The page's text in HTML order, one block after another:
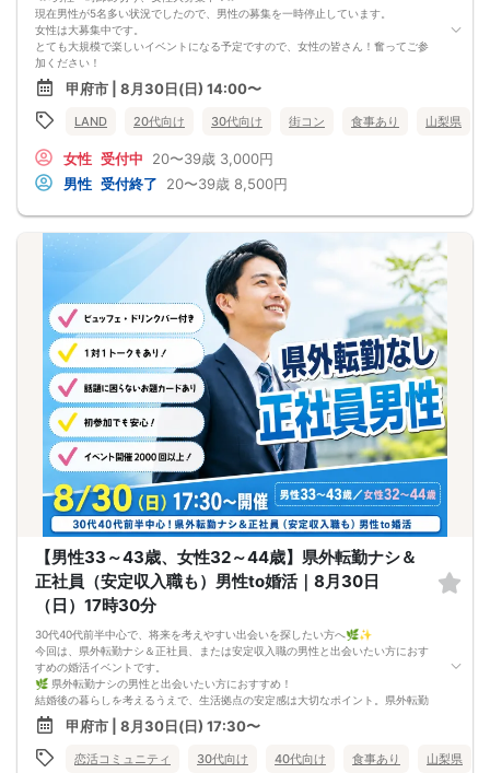
現在男性が5名多い状況でしたので、男性の募集を一時停止しています。
女性は大募集中です。
とても大規模で楽しいイベントになる予定ですので、女性の皆さん！奮ってご参
加ください！
≪最高の出会いを！≫
男性50人！女性50人！合計100人の大規模街コンイベントを開催します！
今回の対象年齢は20歳～39歳！
99人との出会いは恋人探しも友達探しも、様々な出会いがあります！
素敵な出会いを手に入れに、友達と誘い合いご参加ください！
≪タイムスケジュール≫
13:30～13:45 【受付】
14:00～17:00 【指定席＆席替え形式】
イベントスタート！
2：2や3：3で指定のテーブルに着席して4～6人でお話します。
10分～20分に1度くらいのペースで席替えをしていき、できる限り全ての異性とお
話できるようにしていきます！
美味しい料理やドリンク、ミニゲームもお楽しみください。
17:00 【イベント終了】
気の合う人と二次会へ！
≪イベント概要≫
◆日時 8月30日(日)14:00～17:00(受付時間13:30～13:45)
◆会場 三ツ星マート
◆参加費 男性8,500円、女性3,000円
美味しい料理4・5品＆2ドリンク（3杯目以降は＋500円で追加注文が可能です）
◆参加条件
・イベント当日20～39歳の方
・ネットワークビジネスなどに加入していない方（勧誘目的や視察目的の参加は
禁止）
・恋人がいる方や既婚者の参加はＮＧです
◆定員 100名 ※最低遂行人数 男女10人ずつの合計20人
◆ドレスコード スマートカジュアルな服装がおすすめです
◆持ち物 年齢が確認できる身分証明書（運転免許証など）
≪服装について≫
セミフォーマルな服装、もしくはスマートカジュアルな服装を推奨しています
出会いを楽しむイベントに似合う服装でお越しください。
※こちらのドレスコードは入場を制限するものではなく、イベントをより楽しむた
めのものです。
服装により入場NGということはありませんのでご安心ください。
何を着ていこうか悩んでしまう方はどのような服装でも大丈夫ですので、お好き
な服装でお越しください。
甲府市 | 8月30日(日) 14:00〜
LAND 20代向け 30代向け 街コン 食事あり 山梨県
女性 受付中 20〜39歳 3,000円
男性 受付終了 20〜39歳 8,500円
【男性33～43歳、女性32～44歳】県外転勤ナシ＆
正社員（安定収入職も）男性to婚活｜8月30日
（日）17時30分
30代40代前半中心で、将来を考えやすい出会いを探したい方へ🌿✨
今回は、県外転勤ナシ＆正社員、または安定収入職の男性と出会いたい方におす
すめの婚活イベントです。
🌿 県外転勤ナシの男性と出会いたい方におすすめ！
結婚後の暮らしを考えるうえで、生活拠点の安定感は大切なポイント。県外転勤
ナシの男性と出会いたい方にとって、将来のイメージを持ちやすい企画です。
💐 正社員・安定収入職の男性と話しやすい！
今回は、正社員や安定収入職の男性をテーマにした婚活イベントです。仕事への
姿勢や生活の安定感を大切にしたい方にもおすすめです。
甲府市 | 8月30日(日) 17:30〜
恋活コミュニティ 30代向け 40代向け 食事あり 山梨県